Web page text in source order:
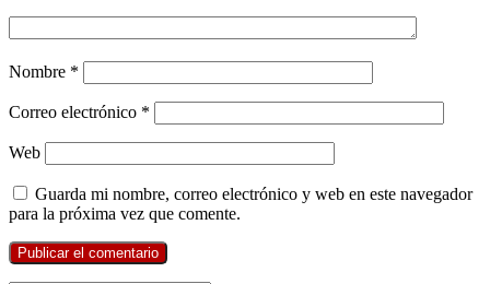
Nombre *
Correo electrónico *
Web
Guarda mi nombre, correo electrónico y web en este navegador
para la próxima vez que comente.